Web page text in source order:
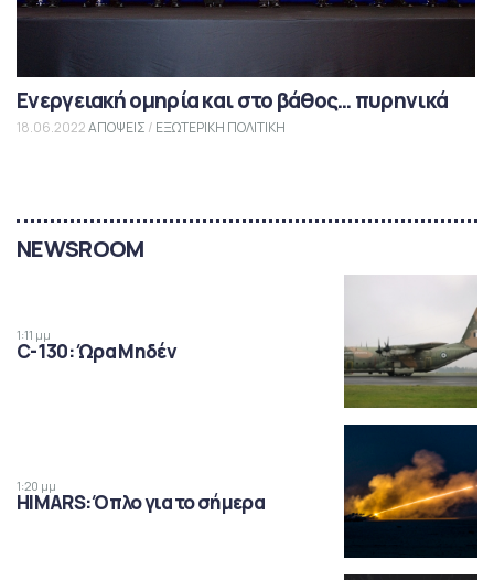
Ενεργειακή ομηρία και στο βάθος… πυρηνικά
18.06.2022ΑΠΟΨΕΙΣ / ΕΞΩΤΕΡΙΚΗ ΠΟΛΙΤΙΚΗ
NEWSROOM
1:11 μμ
C-130: Ώρα Μηδέν
1:20 μμ
HIMARS: Όπλο για το σήμερα